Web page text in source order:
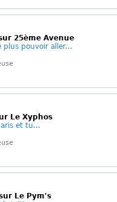
25ème Avenue
plus pouvoir aller...
Le Xyphos
et tu...
Le Pym's